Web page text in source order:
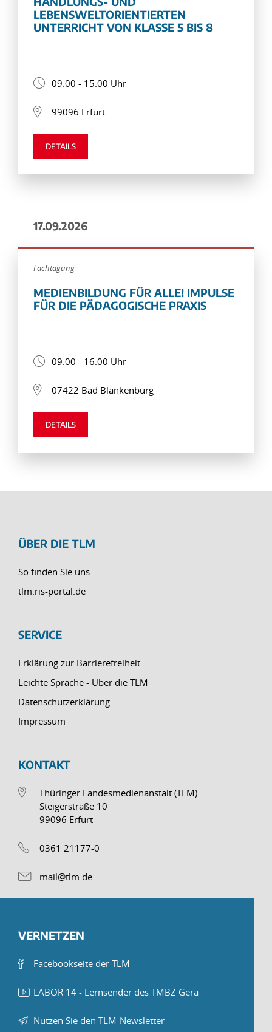
LEBENSWELTORIENTIERTEN
UNTERRICHT VON KLASSE 5 BIS 8
09:00 - 15:00 Uhr
99096 Erfurt
DETAILS
17.09.2026
Fachtagung
MEDIENBILDUNG FÜR ALLE! IMPULSE
FÜR DIE PÄDAGOGISCHE PRAXIS
09:00 - 16:00 Uhr
07422 Bad Blankenburg
DETAILS
ÜBER DIE TLM
So finden Sie uns
tlm.ris-portal.de
SERVICE
Erklärung zur Barrierefreiheit
Leichte Sprache - Über die TLM
Datenschutzerklärung
Impressum
KONTAKT
Thüringer Landesmedienanstalt (TLM)
Steigerstraße 10
99096 Erfurt
0361 21177-0
mail@tlm.de
VERNETZEN
Facebookseite der TLM
LABOR 14 - Lernsender des TMBZ Gera
Nutzen Sie den TLM-Newsletter